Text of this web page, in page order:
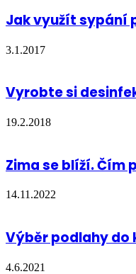
Jak využít sypání
3.1.2017
Vyrobte si
19.2.2018
Zima se blíží.
14.11.2022
Výběr podlahy do
4.6.2021